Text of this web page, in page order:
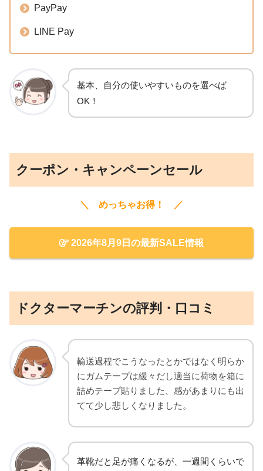
PayPay
LINE Pay
基本、自分の使いやすいものを選べば
OK！
クーポン・キャンペーンセール
＼ めっちゃお得！ ／
2026年8月9日の最新SALE情報
ドクターマーチンの評判・口コミ
輸送過程でこうなったとかではなく明らか
にガムテープは緩々だし適当に荷物を箱に
詰めテープ貼りました、感があまりにも出
てて少し悲しくなりました。
革靴だと足が痛くなるが、一週間くらいで